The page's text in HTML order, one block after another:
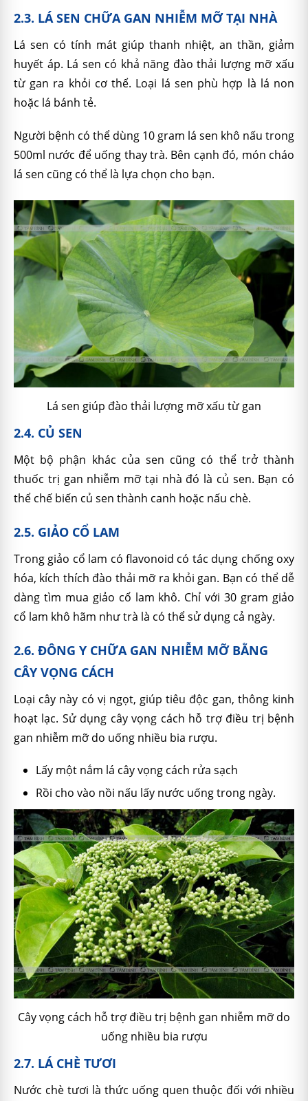
2.3. LÁ SEN CHỮA GAN NHIỄM MỠ TẠI NHÀ
Lá sen có tính mát giúp thanh nhiệt, an thần, giảm
huyết áp. Lá sen có khả năng đào thải lượng mỡ xấu
từ gan ra khỏi cơ thể. Loại lá sen phù hợp là lá non
hoặc lá bánh tẻ.
Người bệnh có thể dùng 10 gram lá sen khô nấu trong
500ml nước để uống thay trà. Bên cạnh đó, món cháo
lá sen cũng có thể là lựa chọn cho bạn.
Lá sen giúp đào thải lượng mỡ xấu từ gan
2.4. CỦ SEN
Một bộ phận khác của sen cũng có thể trở thành
thuốc trị gan nhiễm mỡ tại nhà đó là củ sen. Bạn có
thể chế biến củ sen thành canh hoặc nấu chè.
2.5. GIẢO CỔ LAM
Trong giảo cổ lam có flavonoid có tác dụng chống oxy
hóa, kích thích đào thải mỡ ra khỏi gan. Bạn có thể dễ
dàng tìm mua giảo cổ lam khô. Chỉ với 30 gram giảo
cổ lam khô hãm như trà là có thể sử dụng cả ngày.
2.6. ĐÔNG Y CHỮA GAN NHIỄM MỠ BẰNG
CÂY VỌNG CÁCH
Loại cây này có vị ngọt, giúp tiêu độc gan, thông kinh
hoạt lạc. Sử dụng cây vọng cách hỗ trợ điều trị bệnh
gan nhiễm mỡ do uống nhiều bia rượu.
Lấy một nắm lá cây vọng cách rửa sạch
Rồi cho vào nồi nấu lấy nước uống trong ngày.
Cây vọng cách hỗ trợ điều trị bệnh gan nhiễm mỡ do
uống nhiều bia rượu
2.7. LÁ CHÈ TƯƠI
Nước chè tươi là thức uống quen thuộc đối với nhiều